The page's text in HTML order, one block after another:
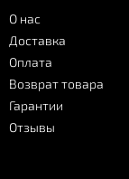
О нас
Доставка
Оплата
Возврат товара
Гарантии
Отзывы